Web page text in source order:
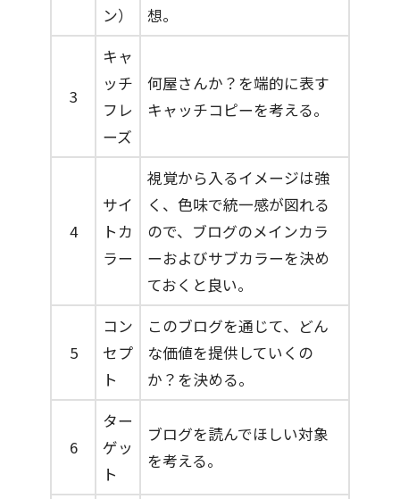
ン）
想。
3
キャ
ッチ
フレ
ーズ
何屋さんか？を端的に表す
キャッチコピーを考える。
4
サイ
トカ
ラー
視覚から入るイメージは強
く、色味で統一感が図れる
ので、ブログのメインカラ
ーおよびサブカラーを決め
ておくと良い。
5
コン
セプ
ト
このブログを通じて、どん
な価値を提供していくの
か？を決める。
6
ター
ゲッ
ト
ブログを読んでほしい対象
を考える。